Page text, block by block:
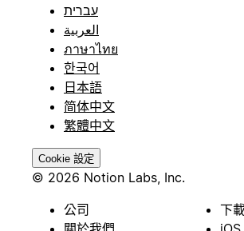
עברית
العربية
ภาษาไทย
한국어
日本語
简体中文
繁體中文
Cookie 設定
© 2026 Notion Labs, Inc.
公司
下